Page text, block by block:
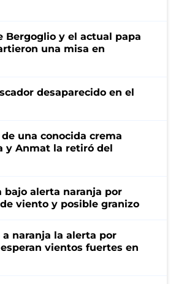
Bergoglio y el actual papa
una misa en
desaparecido en el
una conocida crema
y Anmat la retiró del
bajo alerta naranja por
viento y posible granizo
naranja la alerta por
vientos fuertes en